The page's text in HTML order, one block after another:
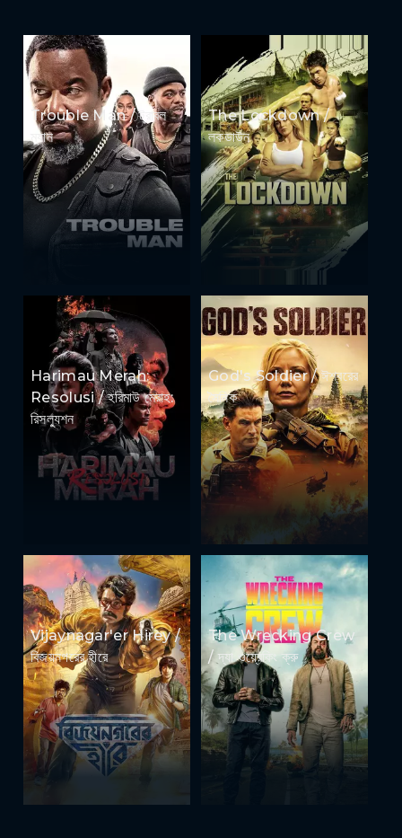
Trouble Man / ট্রাবল
ম্যান
The Lockdown /
লকডাউন
Harimau Merah:
Resolusi / হরিমাউ মেরাহ:
রিসল্যুশন
God's Soldier / ঈশ্বরের
সৈনিক
Vijaynagar'er Hirey /
বিজয়নগরের হীরে
The Wrecking Crew
/ দ্যা ওয়্রেকিং ক্রু